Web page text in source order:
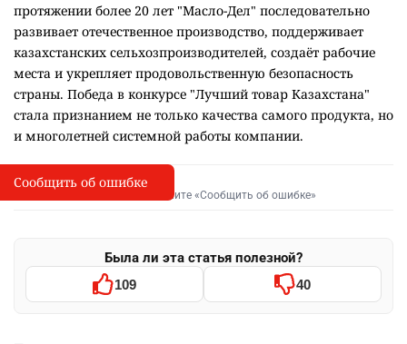
протяжении более 20 лет "Масло-Дел" последовательно
развивает отечественное производство, поддерживает
казахстанских сельхозпроизводителей, создаёт рабочие
места и укрепляет продовольственную безопасность
страны. Победа в конкурсе "Лучший товар Казахстана"
стала признанием не только качества самого продукта, но
и многолетней системной работы компании.
I
Сообщить об опечатке
Выделите фрагмент и нажмите «Сообщить об ошибке»
Была ли эта статья полезной?
109 40
Сообщить об ошибке